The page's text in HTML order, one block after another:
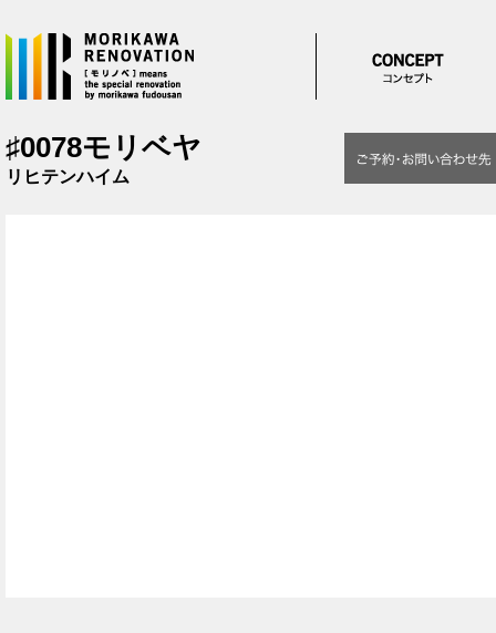
♯0078モリベヤ
リヒテンハイム